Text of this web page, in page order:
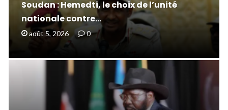
Soudan : Hemedti, le choix de l’unité
nationale contre…
août 5, 2026 0